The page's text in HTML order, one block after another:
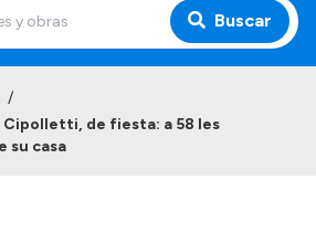
Buscar
/
Cipolletti, de fiesta: a 58 les
su casa